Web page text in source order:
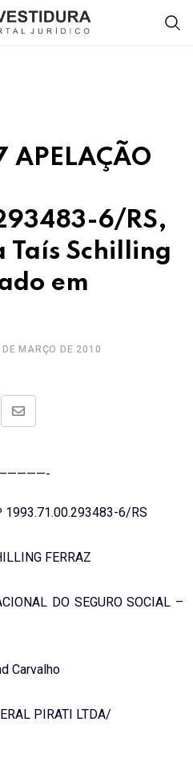
APELAÇÃO
6/RS,
Taís Schilling
em
DE MARÇO DE 2010
Share
1993.71.00.293483-6/RS
FERRAZ
DO SEGURO SOCIAL –
Carvalho
PIRATI LTDA/